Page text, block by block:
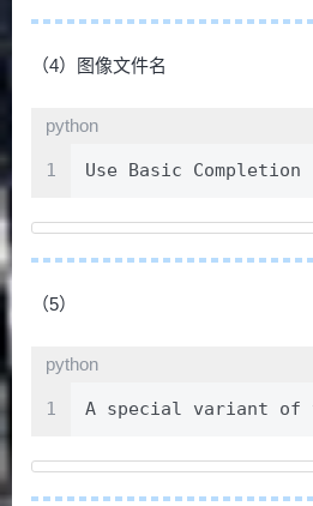
（4）图像文件名
python
1 Use Basic
（5）
python
1 A special variant of